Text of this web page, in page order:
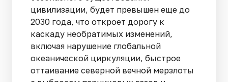
цивилизации, будет превышен еще до
2030 года, что откроет дорогу к
каскаду необратимых изменений,
включая нарушение глобальной
океанической циркуляции, быстрое
оттаивание северной вечной мерзлоты